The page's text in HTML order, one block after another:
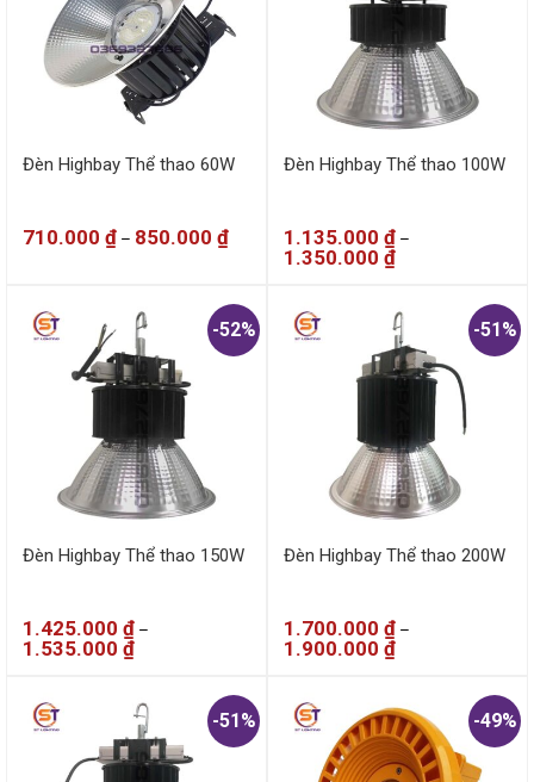
Đèn Highbay Thể thao 60W
710.000 ₫ – 850.000 ₫
Đèn Highbay Thể thao 100W
1.135.000 ₫ –
1.350.000 ₫
-52%
Đèn Highbay Thể thao 150W
1.425.000 ₫ –
1.535.000 ₫
-51%
Đèn Highbay Thể thao 200W
1.700.000 ₫ –
1.900.000 ₫
-51% -49%